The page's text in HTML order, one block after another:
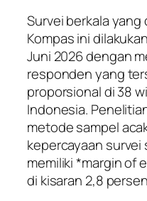
Survei berkala
Kompas ini
Juni 2026 dengan
responden yang
proporsional di 38
Indonesia.
metode sampel
kepercayaan
memiliki *margin of
di kisaran 2,8